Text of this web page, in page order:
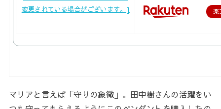
楽
マリアと言えば「守りの象徴」。田中樹さんの活躍をい